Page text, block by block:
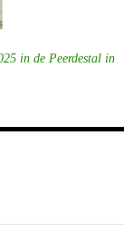
in de Peerdestal in